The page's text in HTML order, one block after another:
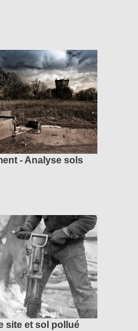
- Analyse sols
site et sol pollué